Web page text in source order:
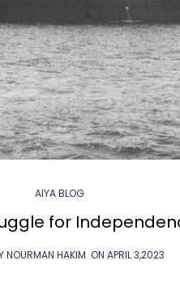
AIYA BLOG
for
NOURMAN HAKIM ON APRIL 3,2023